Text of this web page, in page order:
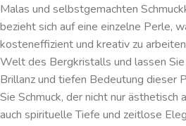
Malas und selbstgemachten
bezieht sich auf eine einzelne Perle,
kosteneffizient und kreativ zu
Welt des Bergkristalls und lassen Sie
Brillanz und tiefen Bedeutung dieser
Sie Schmuck, der nicht nur ästhetisch
auch spirituelle Tiefe und zeitlose